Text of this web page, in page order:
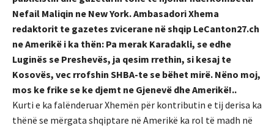
Nefail Maliqin ne New York. Ambasadori Xhema
redaktorit te gazetes zvicerane në shqip LeCanton27.ch
ne Amerikë i ka thën: Pa merak Karadakli, se edhe
Luginës se Preshevës, ja qesim rrethin, si kesaj te
Kosovës, vec rrofshin SHBA-te se bëhet mirë. Nëno moj,
mos ke frike se ke djemt ne Gjenevë dhe Amerikë!..
Kurti e ka falënderuar Xhemën për kontributin e tij derisa ka
thënë se mërgata shqiptare në Amerikë ka rol të madh në